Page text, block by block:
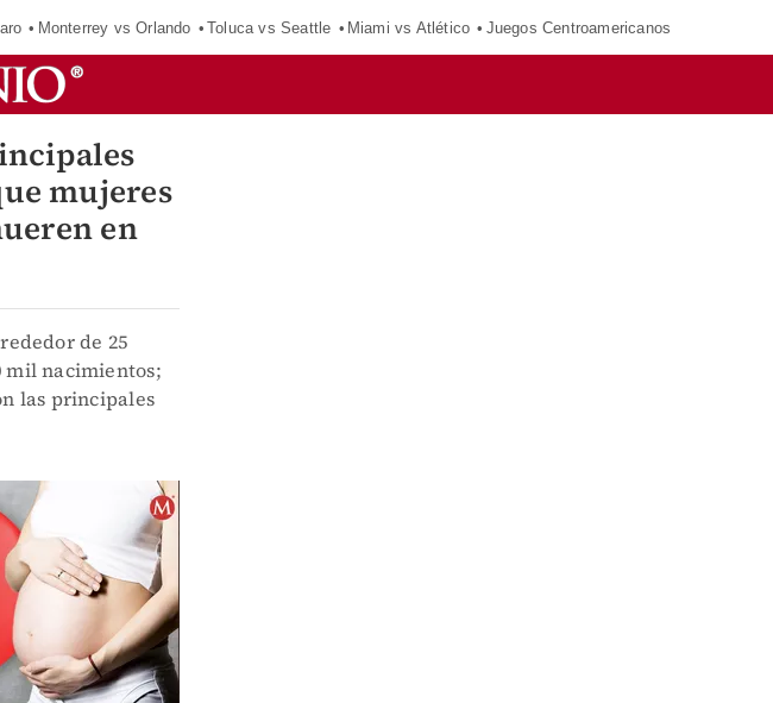
Monterrey vs Orlando Toluca vs Seattle Miami vs Atlético Juegos Centroamericanos
mujeres
en
de 25
mil nacimientos;
las principales